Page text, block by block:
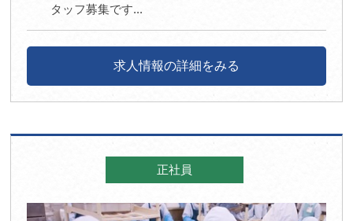
タッフ募集です...
求人情報の詳細をみる
正社員